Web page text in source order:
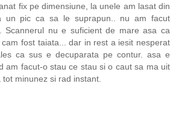
fix pe dimensiune, la unele am lasat din
un pic ca sa le suprapun.. nu am facut
Scannerul nu e suficient de mare asa ca
fost taiata... dar in rest a iesit nesperat
ca sus e decuparata pe contur. asa e
am facut-o stau ce stau si o caut sa ma uit
minunez si rad instant.